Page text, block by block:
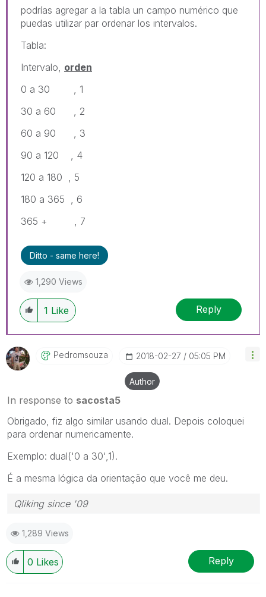
podrías agregar a la tabla un campo numérico que
puedas utilizar par ordenar los intervalos.
Tabla:
Intervalo, orden
0 a 30 , 1
30 a 60 , 2
60 a 90 , 3
90 a 120 , 4
120 a 180 , 5
180 a 365 , 6
365 + , 7
Ditto - same here!
1,290 Views
1 Like Reply
Pedromsouza ‎2018-02-27 05:05 PM
Author
In response to sacosta5
Obrigado, fiz algo similar usando dual. Depois coloquei
para ordenar numericamente.
Exemplo: dual('0 a 30',1).
É a mesma lógica da orientação que você me deu.
Qliking since '09
1,289 Views
0 Likes Reply